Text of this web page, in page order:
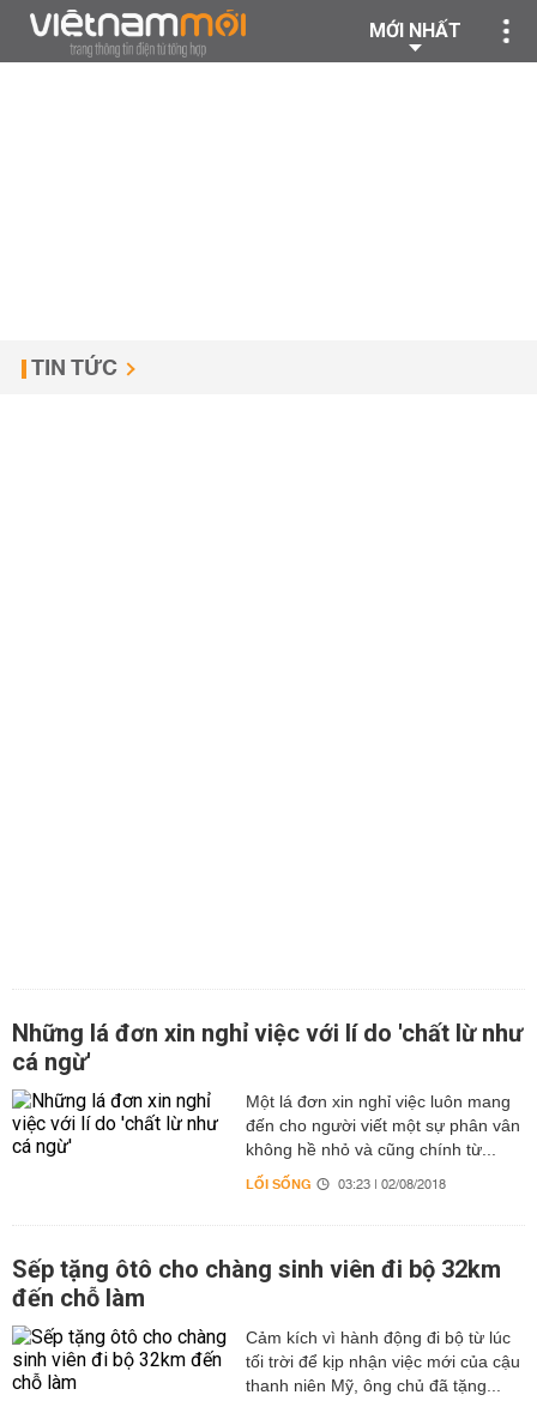
MỚI NHẤT
TIN TỨC
Những lá đơn xin nghỉ việc với lí do 'chất lừ như
cá ngừ'
Một lá đơn xin nghỉ việc luôn mang
đến cho người viết một sự phân vân
không hề nhỏ và cũng chính từ...
LỐI SỐNG 03:23 | 02/08/2018
Sếp tặng ôtô cho chàng sinh viên đi bộ 32km
đến chỗ làm
Cảm kích vì hành động đi bộ từ lúc
tối trời để kịp nhận việc mới của cậu
thanh niên Mỹ, ông chủ đã tặng...